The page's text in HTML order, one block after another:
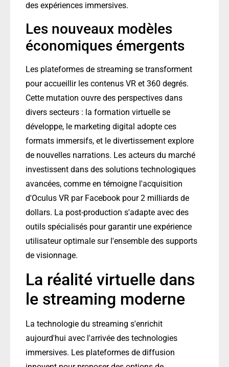
des expériences immersives.
Les nouveaux modèles
économiques émergents
Les plateformes de streaming se transforment
pour accueillir les contenus VR et 360 degrés.
Cette mutation ouvre des perspectives dans
divers secteurs : la formation virtuelle se
développe, le marketing digital adopte ces
formats immersifs, et le divertissement explore
de nouvelles narrations. Les acteurs du marché
investissent dans des solutions technologiques
avancées, comme en témoigne l'acquisition
d'Oculus VR par Facebook pour 2 milliards de
dollars. La post-production s'adapte avec des
outils spécialisés pour garantir une expérience
utilisateur optimale sur l'ensemble des supports
de visionnage.
La réalité virtuelle dans
le streaming moderne
La technologie du streaming s'enrichit
aujourd'hui avec l'arrivée des technologies
immersives. Les plateformes de diffusion